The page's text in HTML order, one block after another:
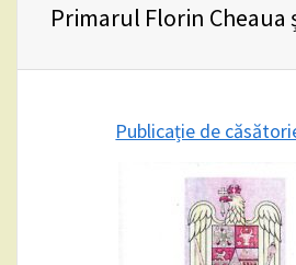
Primarul Florin Cheaua
Publicație de